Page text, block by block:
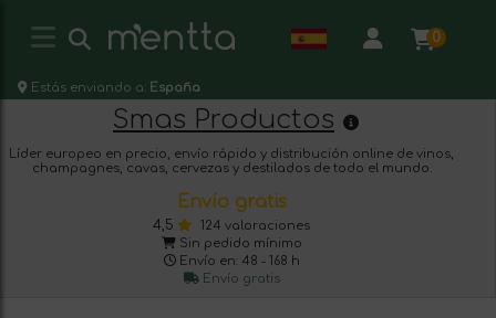
0
Estás enviando a: España
Smas Productos
Líder europeo en precio, envío rápido y distribución online de vinos,
champagnes, cavas, cervezas y destilados de todo el mundo.
Envío gratis
4,5
124 valoraciones
Sin pedido mínimo
Envío en: 48 - 168 h
Envío gratis